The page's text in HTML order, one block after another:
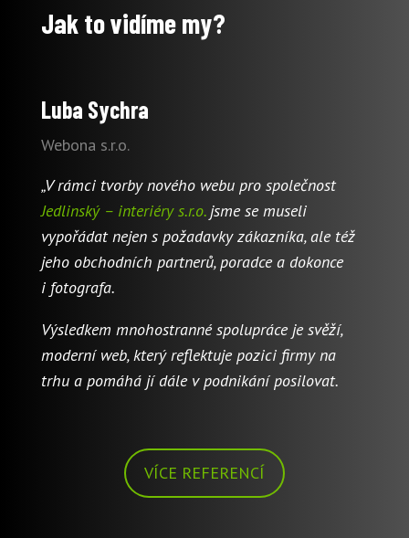
Jak to vidíme my?
Luba Sychra
Webona s.r.o.
„V rámci tvorby nového webu pro společnost
Jedlinský – interiéry s.r.o.jsme se museli
vypořádat nejen s požadavky zákazníka, ale též
jeho obchodních partnerů, poradce a dokonce
i fotografa.
Výsledkem mnohostranné spolupráce je svěží,
moderní web, který reflektuje pozici firmy na
trhu a pomáhá jí dále v podnikání posilovat.
VÍCE REFERENCÍ